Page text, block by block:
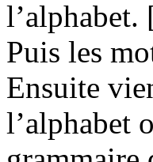
Puis les
Ensuite
l’alphabet